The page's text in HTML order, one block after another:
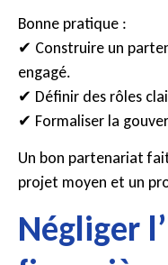
Bonne pratique :
✔ Construire un
engagé.
✔ Définir des rôles
✔ Formaliser la
Un bon partenariat
projet moyen et un
Négliger